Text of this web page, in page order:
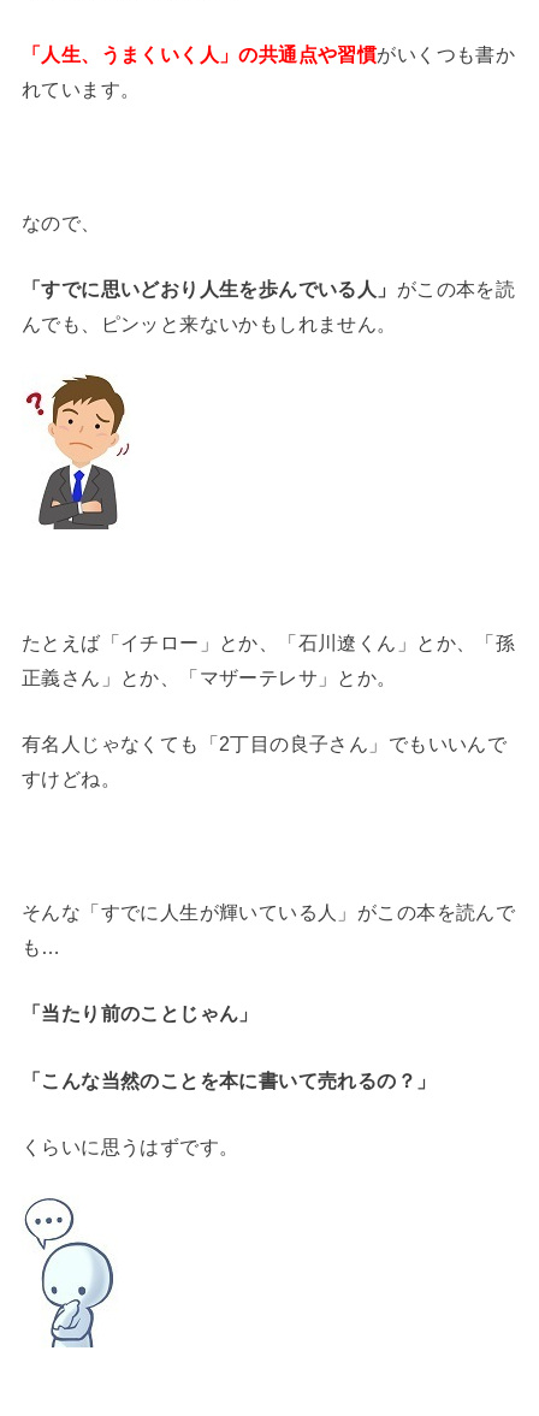
「人生、うまくいく人」の共通点や習慣がいくつも書か
れています。
なので、
「すでに思いどおり人生を歩んでいる人」 がこの本を読
んでも、ピンッと来ないかもしれません。
たとえば「イチロー」とか、「石川遼くん」とか、「孫
正義さん」とか、「マザーテレサ」とか。
有名人じゃなくても「2丁目の良子さん」でもいいんで
すけどね。
そんな「すでに人生が輝いている人」がこの本を読んで
も…
「当たり前のことじゃん」
「こんな当然のことを本に書いて売れるの？」
くらいに思うはずです。